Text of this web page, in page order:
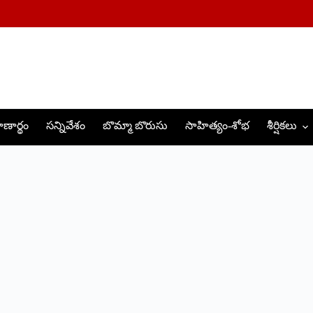
సన్నివేశం బొమ్మా బొరుసు సాహిత్యం-శోభ శీర్షికలు